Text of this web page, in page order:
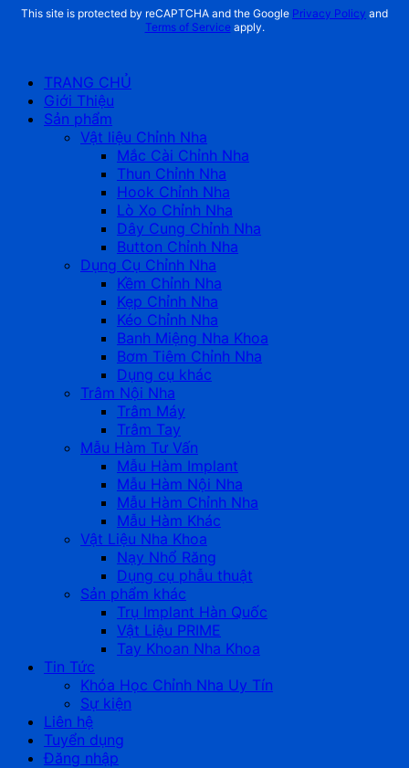
This site is protected by reCAPTCHA and the Google Privacy Policy and
Terms of Serviceapply.
TRANG CHỦ
Giới Thiệu
Sản phẩm
Vật liệu Chỉnh Nha
Mắc Cài Chỉnh Nha
Thun Chỉnh Nha
Hook Chỉnh Nha
Lò Xo Chỉnh Nha
Dây Cung Chỉnh Nha
Button Chỉnh Nha
Dụng Cụ Chỉnh Nha
Kềm Chỉnh Nha
Kẹp Chỉnh Nha
Kéo Chỉnh Nha
Banh Miệng Nha Khoa
Bơm Tiêm Chỉnh Nha
Dụng cụ khác
Trâm Nội Nha
Trâm Máy
Trâm Tay
Mẫu Hàm Tư Vấn
Mẫu Hàm Implant
Mẫu Hàm Nội Nha
Mẫu Hàm Chỉnh Nha
Mẫu Hàm Khác
Vật Liệu Nha Khoa
Nạy Nhổ Răng
Dụng cụ phẫu thuật
Sản phẩm khác
Trụ Implant Hàn Quốc
Vật Liệu PRIME
Tay Khoan Nha Khoa
Tin Tức
Khóa Học Chỉnh Nha Uy Tín
Sự kiện
Liên hệ
Tuyển dụng
Đăng nhập